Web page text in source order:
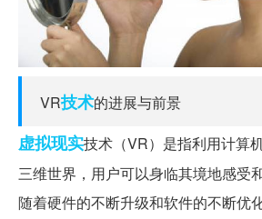
VR技术的进展与前景
虚拟现实技术（VR）是指利用计算
三维世界，用户可以身临其境地感受
随着硬件的不断升级和软件的不断优